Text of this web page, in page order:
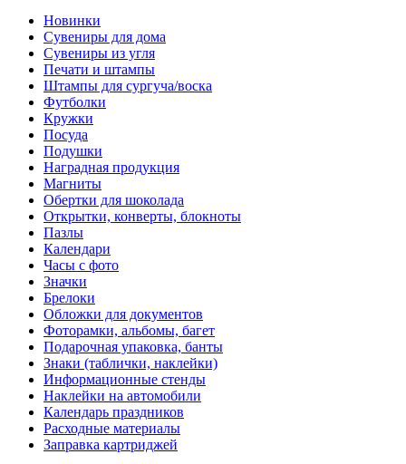
Новинки
Сувениры для дома
Сувениры из угля
Печати и штампы
Штампы для сургуча/воска
Футболки
Кружки
Посуда
Подушки
Наградная продукция
Магниты
Обертки для шоколада
Открытки, конверты, блокноты
Пазлы
Календари
Часы с фото
Значки
Брелоки
Обложки для документов
Фоторамки, альбомы, багет
Подарочная упаковка, банты
Знаки (таблички, наклейки)
Информационные стенды
Наклейки на автомобили
Календарь праздников
Расходные материалы
Заправка картриджей